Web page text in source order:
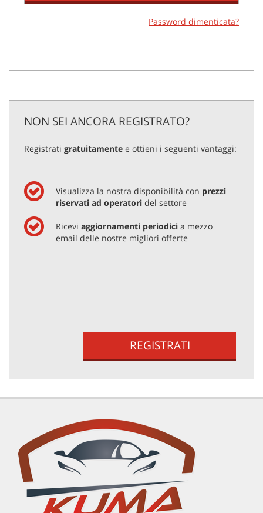
Password dimenticata?
NON SEI ANCORA REGISTRATO?
Registrati gratuitamente e ottieni i seguenti vantaggi:
Visualizza la nostra disponibilità con prezzi
riservati ad operatori del settore
Ricevi aggiornamenti periodici a mezzo
email delle nostre migliori offerte
REGISTRATI